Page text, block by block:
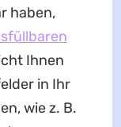
haben,
Ihnen
in Ihr
wie z. B.